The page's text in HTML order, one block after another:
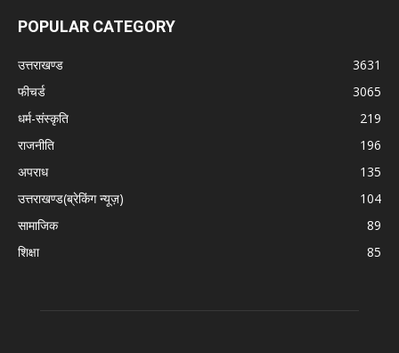
POPULAR CATEGORY
उत्तराखण्ड
3631
फीचर्ड
3065
धर्म-संस्कृति
219
राजनीति
196
अपराध
135
उत्तराखण्ड(ब्रेकिंग न्यूज़)
104
सामाजिक
89
शिक्षा
85